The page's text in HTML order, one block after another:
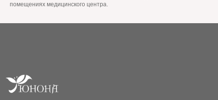
помещениях медицинского центра.